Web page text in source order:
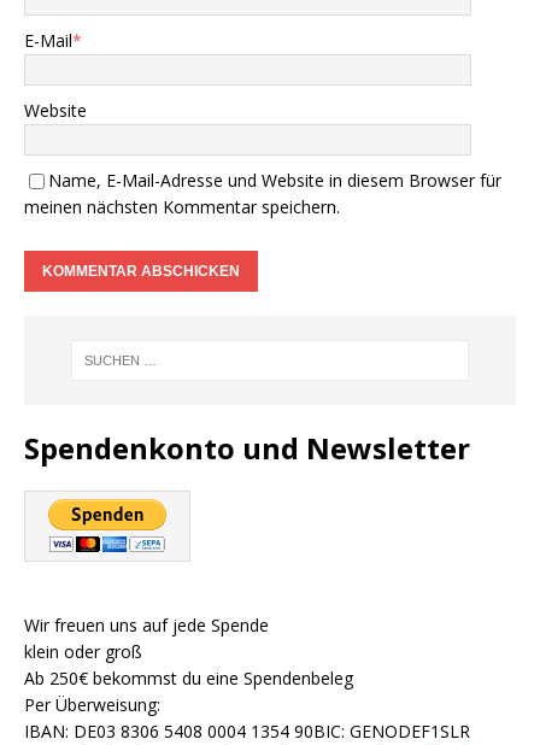
E-Mail*
Website
Name, E-Mail-Adresse und Website in diesem Browser für
meinen nächsten Kommentar speichern.
Spendenkonto und Newsletter
Wir freuen uns auf jede Spende
klein oder groß
Ab 250€ bekommst du eine Spendenbeleg
Per Überweisung:
IBAN: DE03 8306 5408 0004 1354 90BIC: GENODEF1SLR